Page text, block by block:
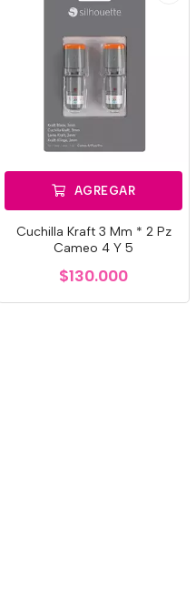
AGREGAR
Cuchilla Kraft 3 Mm * 2 Pz
Cameo 4 Y 5
$130.000